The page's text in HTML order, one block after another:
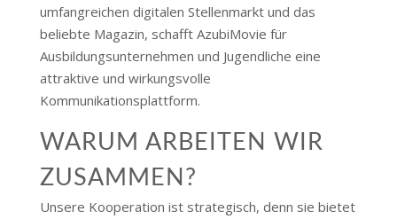
umfangreichen digitalen Stellenmarkt und das
beliebte Magazin, schafft AzubiMovie für
Ausbildungsunternehmen und Jugendliche eine
attraktive und wirkungsvolle
Kommunikationsplattform.
WARUM ARBEITEN WIR
ZUSAMMEN?
Unsere Kooperation ist strategisch, denn sie bietet